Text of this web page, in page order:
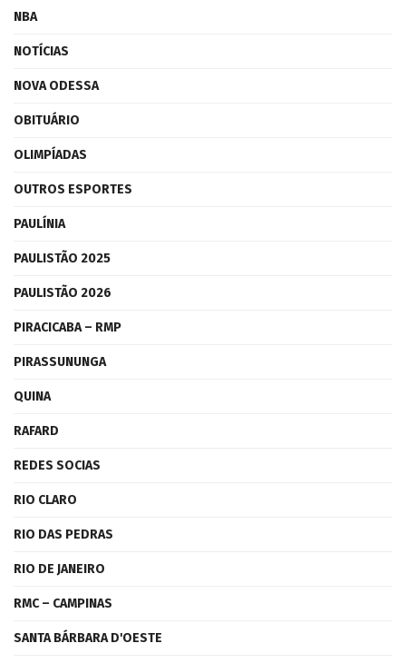
NBA
NOTÍCIAS
NOVA ODESSA
OBITUÁRIO
OLIMPÍADAS
OUTROS ESPORTES
PAULÍNIA
PAULISTÃO 2025
PAULISTÃO 2026
PIRACICABA – RMP
PIRASSUNUNGA
QUINA
RAFARD
REDES SOCIAS
RIO CLARO
RIO DAS PEDRAS
RIO DE JANEIRO
RMC – CAMPINAS
SANTA BÁRBARA D'OESTE